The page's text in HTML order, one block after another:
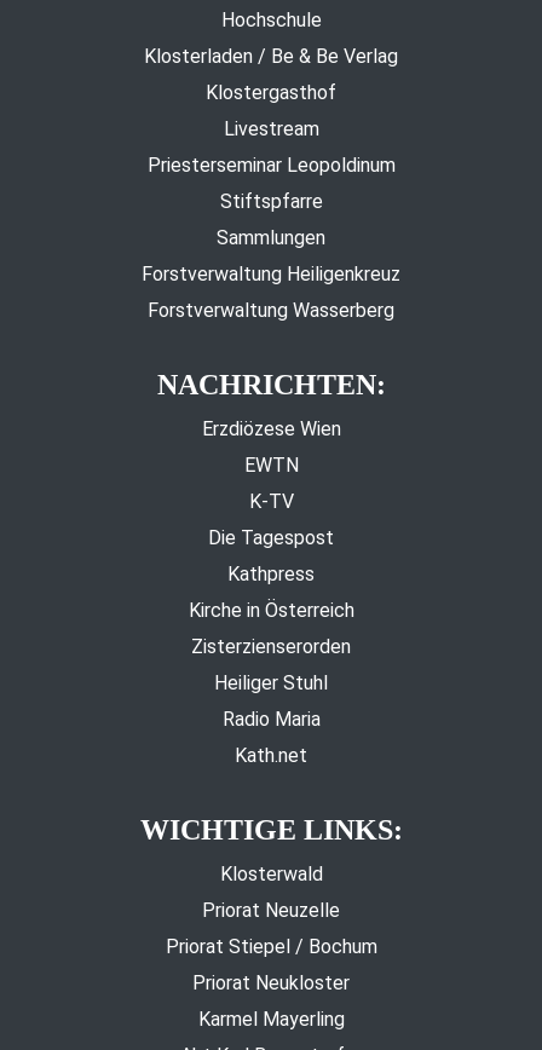
Hochschule
Klosterladen / Be & Be Verlag
Klostergasthof
Livestream
Priesterseminar Leopoldinum
Stiftspfarre
Sammlungen
Forstverwaltung Heiligenkreuz
Forstverwaltung Wasserberg
NACHRICHTEN:
Erzdiözese Wien
EWTN
K-TV
Die Tagespost
Kathpress
Kirche in Österreich
Zisterzienserorden
Heiliger Stuhl
Radio Maria
Kath.net
WICHTIGE LINKS:
Klosterwald
Priorat Neuzelle
Priorat Stiepel / Bochum
Priorat Neukloster
Karmel Mayerling